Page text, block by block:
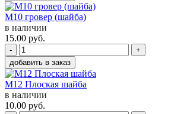
M10 гровер (шайба)
в наличии
15.00 руб.
-
+
добавить в заказ
M12 Плоская шайба
в наличии
10.00 руб.